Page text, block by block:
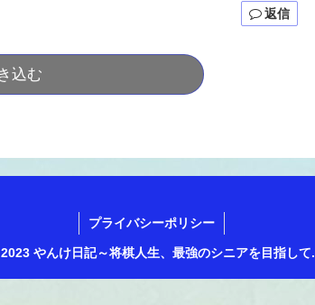
返信
込む
プライバシーポリシー
やんけ日記～将棋人生、最強のシニアを目指して.